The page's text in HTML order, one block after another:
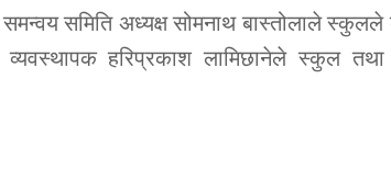
समन्वय समिति अध्यक्ष सोमनाथ बास्तोलाले
हरिप्रकाश लामिछानेले स्कुल